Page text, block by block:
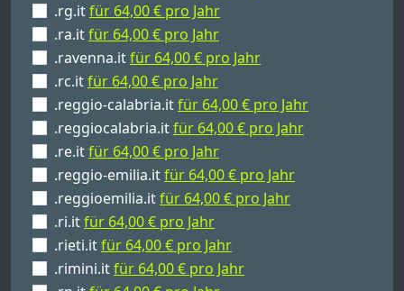
.rg.itfür 64,00 € pro Jahr
.ra.itfür 64,00 € pro Jahr
.ravenna.itfür 64,00 € pro Jahr
.rc.itfür 64,00 € pro Jahr
.reggio-calabria.itfür 64,00 € pro Jahr
.reggiocalabria.itfür 64,00 € pro Jahr
.re.itfür 64,00 € pro Jahr
.reggio-emilia.itfür 64,00 € pro Jahr
.reggioemilia.itfür 64,00 € pro Jahr
.ri.itfür 64,00 € pro Jahr
.rieti.itfür 64,00 € pro Jahr
.rimini.itfür 64,00 € pro Jahr